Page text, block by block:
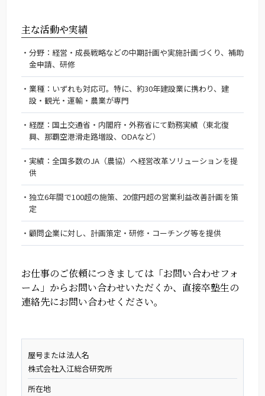
主な活動や実績
分野：経営・成長戦略などの中期計画や実施計画づくり、補助
金申請、研修
業種：いずれも対応可。特に、約30年建設業に携わり、建
設・観光・運輸・農業が専門
経歴：国土交通省・内閣府・外務省にて勤務実績（東北復
興、那覇空港滑走路増設、ODAなど）
実績：全国多数のJA（農協）へ経営改革ソリューションを提
供
独立6年間で100超の施策、20億円超の営業利益改善計画を策
定
顧問企業に対し、計画策定・研修・コーチング等を提供
お仕事のご依頼につきましては「お問い合わせフォ
ーム」からお問い合わせいただくか、 直接卒塾生の
連絡先にお問い合わせください。
屋号または法人名
株式会社入江総合研究所
所在地